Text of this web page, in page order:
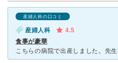
産婦人科の口コミ
産婦人科
4.5
食事が豪華